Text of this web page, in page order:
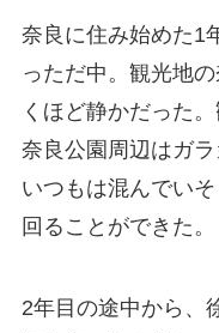
奈良に住み始めた1
っただ中。観光地
くほど静かだった
奈良公園周辺はガラ
いつもは混んでい
回ることができた。
2年目の途中から、